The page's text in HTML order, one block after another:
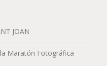
JOAN
Maratón Fotográfica